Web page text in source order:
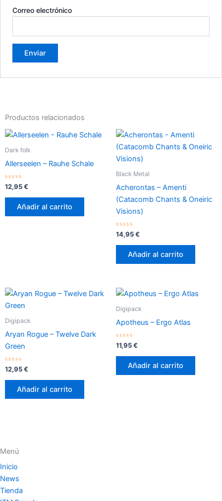
Correo electrónico
Productos relacionados
Dark folk
Allerseelen – Rauhe Schale
Valorado
con
0
12,95€
Añadir al carrito
Black Metal
Acherontas – Amenti
(Catacomb Chants & Oneiric
Visions)
Valorado
con
0
14,95€
Añadir al carrito
Digipack
Aryan Rogue – Twelve Dark
Green
Valorado
con
0
12,95€
Añadir al carrito
Digipack
Apotheus – Ergo Atlas
Valorado
con
0
11,95€
Añadir al carrito
Menú
Inicio
News
Tienda